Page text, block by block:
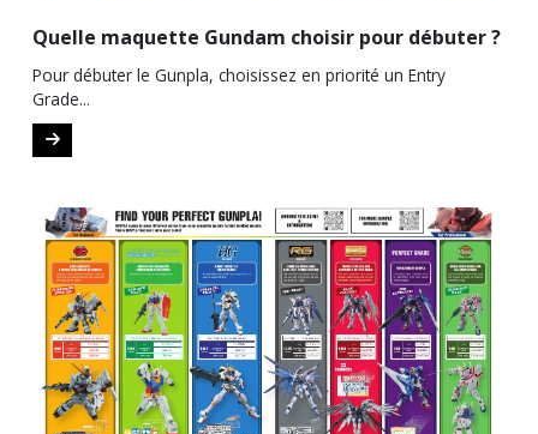
Quelle maquette Gundam choisir pour débuter ?
Pour débuter le Gunpla, choisissez en priorité un Entry
Grade...